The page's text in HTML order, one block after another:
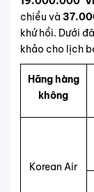
chiều và
khứ hồi. Dưới
khảo cho lịch
Hãng hàng
không
Korean Air